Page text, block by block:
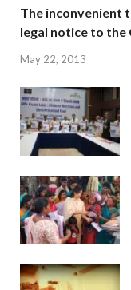
The inconvenient
legal notice to the
May 22, 2013